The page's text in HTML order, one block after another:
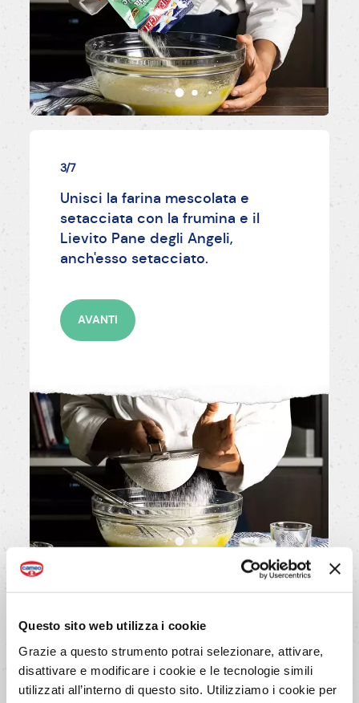
Questo sito web utilizza i cookie
Grazie a questo strumento potrai selezionare, attivare,
disattivare e modificare i cookie e le tecnologie simili
utilizzati all’interno di questo sito. Utilizziamo i cookie per
3/7
Unisci la farina mescolata e
setacciata con la frumina e il
Lievito Pane degli Angeli,
anch'esso setacciato.
AVANTI
Incorpora il tutto delicatamente
con una frusta a mano.